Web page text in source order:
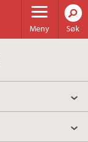
Meny Søk